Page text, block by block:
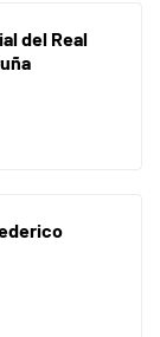
del Real